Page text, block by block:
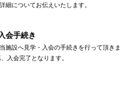
細についてお伝えいたします。
会手続き
施設へ見学・入会の手続きを行って頂きま
入会完了となります。